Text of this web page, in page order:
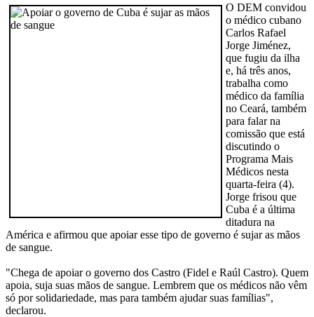
O DEM convidou
o médico cubano
Carlos Rafael
Jorge Jiménez,
que fugiu da ilha
e, há três anos,
trabalha como
médico da família
no Ceará, também
para falar na
comissão que está
discutindo o
Programa Mais
Médicos nesta
quarta-feira (4).
Jorge frisou que
Cuba é a última
ditadura na
América e afirmou que apoiar esse tipo de governo é sujar as mãos
de sangue.
"Chega de apoiar o governo dos Castro (Fidel e Raúl Castro). Quem
apoia, suja suas mãos de sangue. Lembrem que os médicos não vêm
só por solidariedade, mas para também ajudar suas famílias",
declarou.